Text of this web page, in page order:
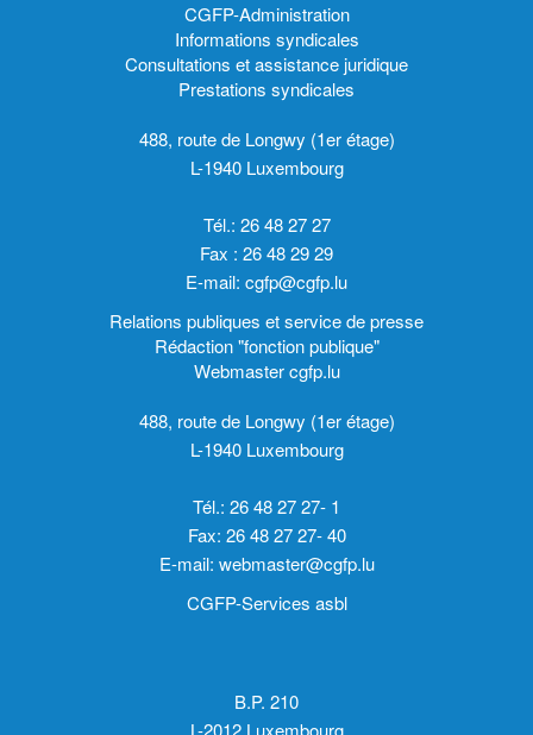
CGFP-Administration
Informations syndicales
Consultations et assistance juridique
Prestations syndicales
488, route de Longwy (1er étage)
L-1940 Luxembourg
Tél.: 26 48 27 27
Fax : 26 48 29 29
E-mail: cgfp@cgfp.lu
Relations publiques et service de presse
Rédaction "fonction publique"
Webmaster cgfp.lu
488, route de Longwy (1er étage)
L-1940 Luxembourg
Tél.: 26 48 27 27- 1
Fax: 26 48 27 27- 40
E-mail: webmaster@cgfp.lu
CGFP-Services asbl
B.P. 210
L-2012 Luxembourg